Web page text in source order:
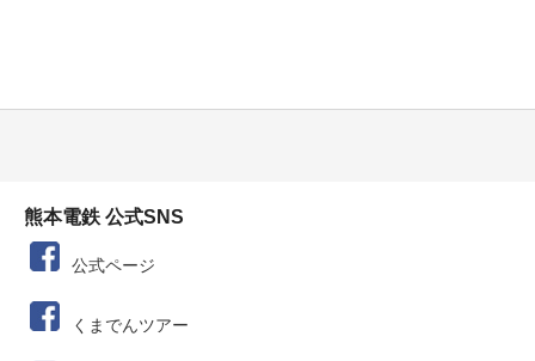
熊本電鉄 公式SNS
公式ページ
くまでんツアー